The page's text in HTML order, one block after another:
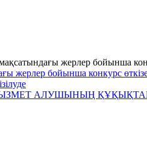
жерлер бойынша конкурс
АЛУШЫНЫҢ